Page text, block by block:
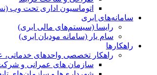
اتوماسیون اداری تحت وب
سامانه‌های ابری
رایسا (سیستم‌های مالی ابری)
سام یار (سامانه مودیان ابری)
راهکارها
راهکار تخصصی واحدهای خدماتی،
سازمان های عمرانی و